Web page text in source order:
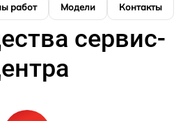
работ Модели Контакты
сервис-